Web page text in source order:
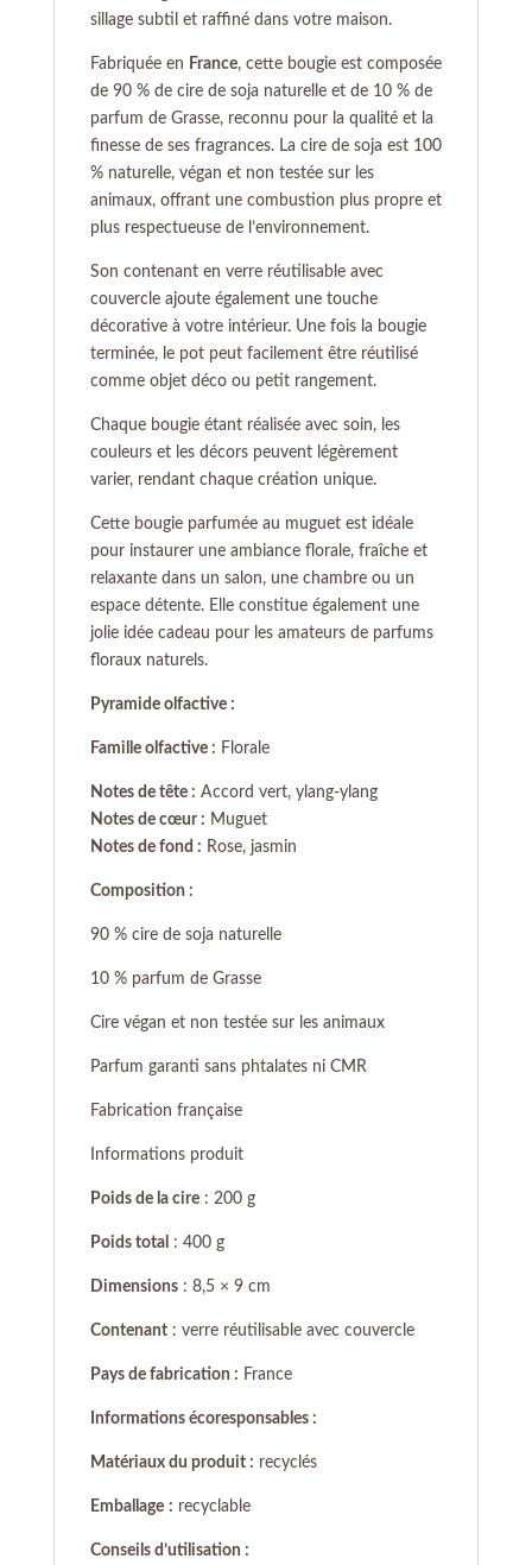
sillage subtil et raffiné dans votre maison.
Fabriquée en France, cette bougie est composée
de 90 % de cire de soja naturelle et de 10 % de
parfum de Grasse, reconnu pour la qualité et la
finesse de ses fragrances. La cire de soja est 100
% naturelle, végan et non testée sur les
animaux, offrant une combustion plus propre et
plus respectueuse de l’environnement.
Son contenant en verre réutilisable avec
couvercle ajoute également une touche
décorative à votre intérieur. Une fois la bougie
terminée, le pot peut facilement être réutilisé
comme objet déco ou petit rangement.
Chaque bougie étant réalisée avec soin, les
couleurs et les décors peuvent légèrement
varier, rendant chaque création unique.
Cette bougie parfumée au muguet est idéale
pour instaurer une ambiance florale, fraîche et
relaxante dans un salon, une chambre ou un
espace détente. Elle constitue également une
jolie idée cadeau pour les amateurs de parfums
floraux naturels.
Pyramide olfactive :
Famille olfactive : Florale
Notes de tête : Accord vert, ylang-ylang
Notes de cœur : Muguet
Notes de fond : Rose, jasmin
Composition :
90 % cire de soja naturelle
10 % parfum de Grasse
Cire végan et non testée sur les animaux
Parfum garanti sans phtalates ni CMR
Fabrication française
Informations produit
Poids de la cire: 200 g
Poids total : 400 g
Dimensions: 8,5 × 9 cm
Contenant: verre réutilisable avec couvercle
Pays de fabrication : France
Informations écoresponsables :
Matériaux du produit : recyclés
Emballage : recyclable
Conseils d’utilisation :